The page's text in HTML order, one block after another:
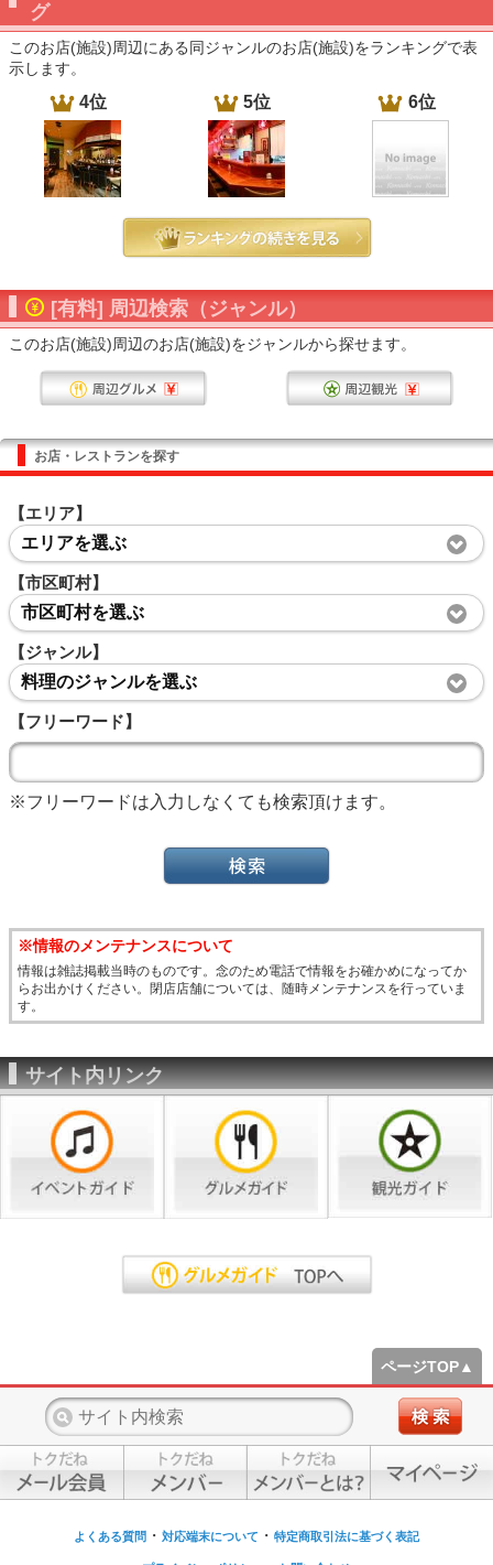
グ
このお店(施設)周辺にある同ジャンルのお店(施設)をランキングで表
示します。
4位 5位 6位
[有料] 周辺検索（ジャンル）
このお店(施設)周辺のお店(施設)をジャンルから探せます。
お店・レストランを探す
【エリア】
エリアを選ぶ
【市区町村】
市区町村を選ぶ
【ジャンル】
料理のジャンルを選ぶ
【フリーワード】
※フリーワードは入力しなくても検索頂けます。
※情報のメンテナンスについて
情報は雑誌掲載当時のものです。念のため電話で情報をお確かめになってか
らお出かけください。閉店店舗については、随時メンテナンスを行っていま
す。
サイト内リンク
ページTOP▲
よくある質問 ・ 対応端末について ・ 特定商取引法に基づく表記